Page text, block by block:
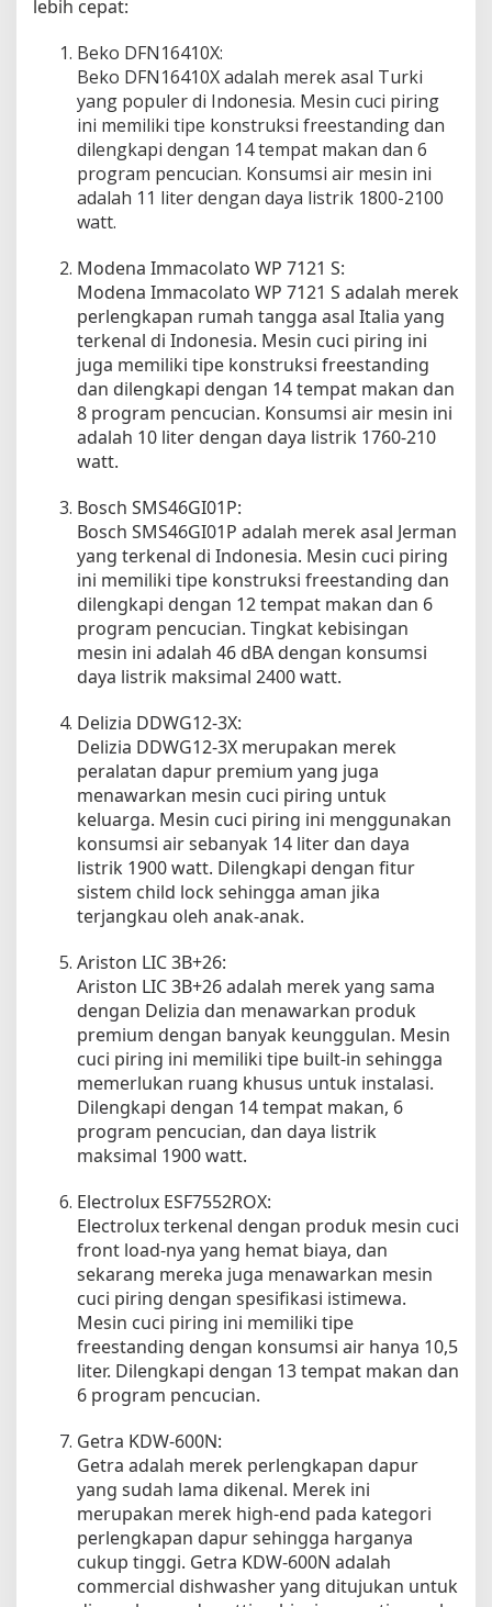
a
n
N
o
d
lebih cepat:
Beko DFN16410X:
Beko DFN16410X adalah merek asal Turki
yang populer di Indonesia. Mesin cuci piring
ini memiliki tipe konstruksi freestanding dan
dilengkapi dengan 14 tempat makan dan 6
program pencucian. Konsumsi air mesin ini
adalah 11 liter dengan daya listrik 1800-2100
watt.
Modena Immacolato WP 7121 S:
Modena Immacolato WP 7121 S adalah merek
perlengkapan rumah tangga asal Italia yang
terkenal di Indonesia. Mesin cuci piring ini
juga memiliki tipe konstruksi freestanding
dan dilengkapi dengan 14 tempat makan dan
8 program pencucian. Konsumsi air mesin ini
adalah 10 liter dengan daya listrik 1760-210
watt.
Bosch SMS46GI01P:
Bosch SMS46GI01P adalah merek asal Jerman
yang terkenal di Indonesia. Mesin cuci piring
ini memiliki tipe konstruksi freestanding dan
dilengkapi dengan 12 tempat makan dan 6
program pencucian. Tingkat kebisingan
mesin ini adalah 46 dBA dengan konsumsi
daya listrik maksimal 2400 watt.
Delizia DDWG12-3X:
Delizia DDWG12-3X merupakan merek
peralatan dapur premium yang juga
menawarkan mesin cuci piring untuk
keluarga. Mesin cuci piring ini menggunakan
konsumsi air sebanyak 14 liter dan daya
listrik 1900 watt. Dilengkapi dengan fitur
sistem child lock sehingga aman jika
terjangkau oleh anak-anak.
Ariston LIC 3B+26:
Ariston LIC 3B+26 adalah merek yang sama
dengan Delizia dan menawarkan produk
premium dengan banyak keunggulan. Mesin
cuci piring ini memiliki tipe built-in sehingga
memerlukan ruang khusus untuk instalasi.
Dilengkapi dengan 14 tempat makan, 6
program pencucian, dan daya listrik
maksimal 1900 watt.
Electrolux ESF7552ROX:
Electrolux terkenal dengan produk mesin cuci
front load-nya yang hemat biaya, dan
sekarang mereka juga menawarkan mesin
cuci piring dengan spesifikasi istimewa.
Mesin cuci piring ini memiliki tipe
freestanding dengan konsumsi air hanya 10,5
liter. Dilengkapi dengan 13 tempat makan dan
6 program pencucian.
Getra KDW-600N:
Getra adalah merek perlengkapan dapur
yang sudah lama dikenal. Merek ini
merupakan merek high-end pada kategori
perlengkapan dapur sehingga harganya
cukup tinggi. Getra KDW-600N adalah
commercial dishwasher yang ditujukan untuk